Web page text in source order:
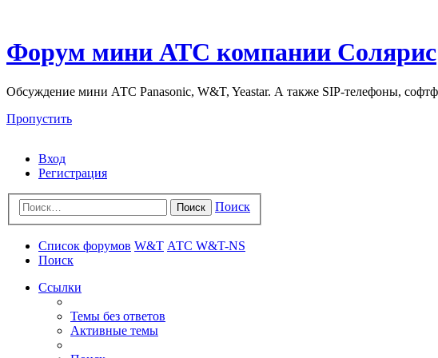
Форум мини АТС компании Солярис
Обсуждение мини АТС Panasonic, W&T, Yeastar. А также SIP-телефоны,
Пропустить
Вход
Регистрация
Поиск Поиск
Список форумов W&T АТС W&T-NS
Поиск
Ссылки
Темы без ответов
Активные темы